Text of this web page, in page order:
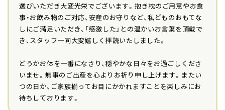
選びいただき大変光栄でございます。抱き枕のご用意やお食
事・お飲み物のご対応、安産のお守りなど、私どものおもてな
しにご満足いただき、「感激した」との温かいお言葉を頂戴で
き、スタッフ一同大変嬉しく拝読いたしました。
どうかお体を一番になさり、穏やかな日々をお過ごしくださ
いませ。無事のご出産を心よりお祈り申し上げます。またい
つの日か、ご家族揃ってお目にかかれますことを楽しみにお
待ちしております。